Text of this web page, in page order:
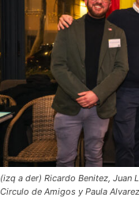
(izq a der) Ricardo Benitez, Juan
Circulo de Amigos y Paula